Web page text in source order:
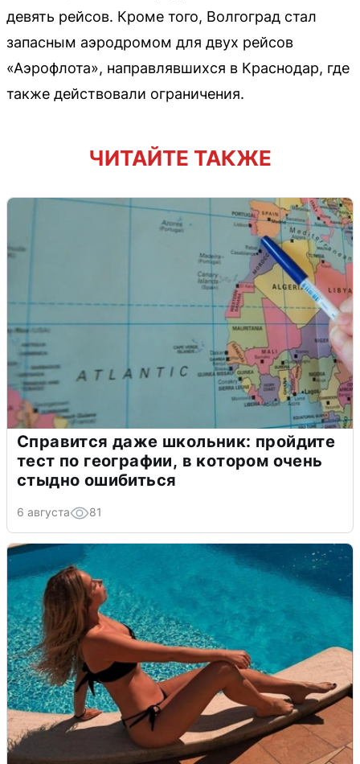
девять рейсов. Кроме того, Волгоград стал
запасным аэродромом для двух рейсов
«Аэрофлота», направлявшихся в Краснодар, где
также действовали ограничения.
ЧИТАЙТЕ ТАКЖЕ
Справится даже школьник: пройдите
тест по географии, в котором очень
стыдно ошибиться
6 августа 81